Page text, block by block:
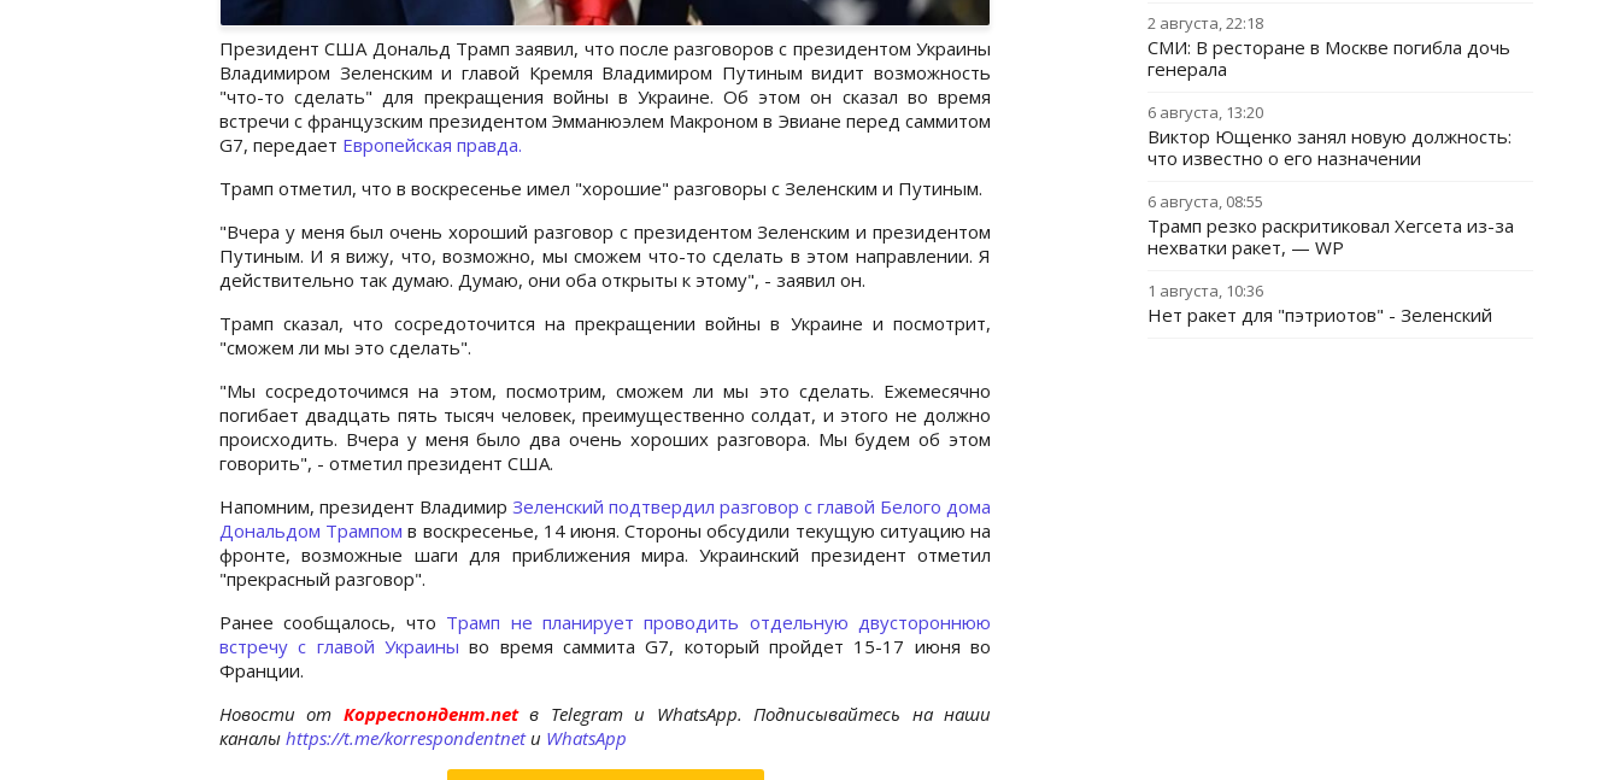
Президент США Дональд Трамп заявил, что после разговоров с президентом Украины
Владимиром Зеленским и главой Кремля Владимиром Путиным видит возможность
"что-то сделать" для прекращения войны в Украине. Об этом он сказал во время
встречи с французским президентом Эмманюэлем Макроном в Эвиане перед саммитом
G7, передает Европейская правда.
Трамп отметил, что в воскресенье имел "хорошие" разговоры с Зеленским и Путиным.
"Вчера у меня был очень хороший разговор с президентом Зеленским и президентом
Путиным. И я вижу, что, возможно, мы сможем что-то сделать в этом направлении. Я
действительно так думаю. Думаю, они оба открыты к этому", - заявил он.
Трамп сказал, что сосредоточится на прекращении войны в Украине и посмотрит,
"сможем ли мы это сделать".
"Мы сосредоточимся на этом, посмотрим, сможем ли мы это сделать. Ежемесячно
погибает двадцать пять тысяч человек, преимущественно солдат, и этого не должно
происходить. Вчера у меня было два очень хороших разговора. Мы будем об этом
говорить", - отметил президент США.
Напомним, президент Владимир Зеленский подтвердил разговор с главой Белого дома
Дональдом Трампом в воскресенье, 14 июня. Стороны обсудили текущую ситуацию на
фронте, возможные шаги для приближения мира. Украинский президент отметил
"прекрасный разговор".
Ранее сообщалось, что Трамп не планирует проводить отдельную двустороннюю
встречу с главой Украины во время саммита G7, который пройдет 15-17 июня во
Франции.
Новости от Корреспондент.netв Telegram и WhatsApp. Подписывайтесь на наши
каналы https://t.me/korrespondentnetи WhatsApp
2 августа, 22:18
СМИ: В ресторане в Москве погибла дочь
генерала
6 августа, 13:20
Виктор Ющенко занял новую должность:
что известно о его назначении
6 августа, 08:55
Трамп резко раскритиковал Хегсета из-за
нехватки ракет, — WP
1 августа, 10:36
Нет ракет для "пэтриотов" - Зеленский